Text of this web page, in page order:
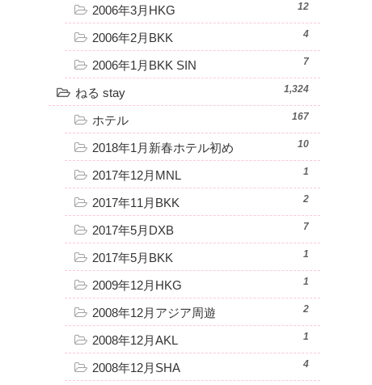
2006年3月HKG 12
2006年2月BKK 4
2006年1月BKK SIN 7
ねる stay 1,324
ホテル 167
2018年1月新春ホテル初め 10
2017年12月MNL 1
2017年11月BKK 2
2017年5月DXB 7
2017年5月BKK 1
2009年12月HKG 1
2008年12月アジア周遊 2
2008年12月AKL 1
2008年12月SHA 4